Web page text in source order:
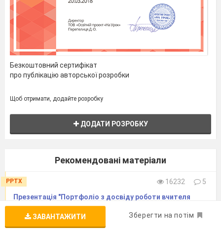
Безкоштовний сертифікат
про публікацію авторської розробки
Щоб отримати, додайте розробку
ДОДАТИ РОЗРОБКУ
Рекомендовані матеріали
PPTX 16232
5
Презентація "Портфоліо з досвіду роботи вчителя
української мови та літератури"
PPT
ЗАВАНТАЖИТИ Зберегти на потім